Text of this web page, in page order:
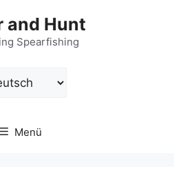
and Hunt
Spearfishing
Menü